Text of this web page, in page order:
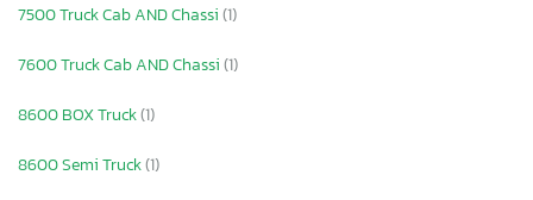
7500 Truck Cab AND Chassi(1)
7600 Truck Cab AND Chassi(1)
8600 BOX Truck(1)
8600 Semi Truck(1)